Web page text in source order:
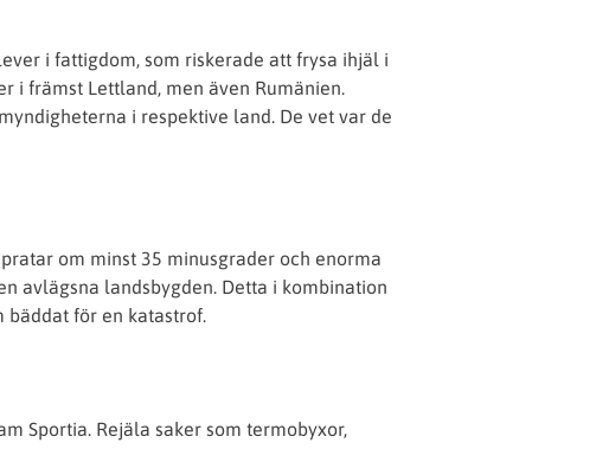
i fattigdom, som riskerade att frysa ihjäl i
i främst Lettland, men även Rumänien.
i respektive land. De vet var de
om minst 35 minusgrader och enorma
avlägsna landsbygden. Detta i kombination
för en katastrof.
Sportia. Rejäla saker som termobyxor,